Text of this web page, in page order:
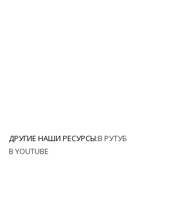
ДРУГИЕ НАШИ РЕСУРСЫ:В РУТУБ
В YOUTUBE